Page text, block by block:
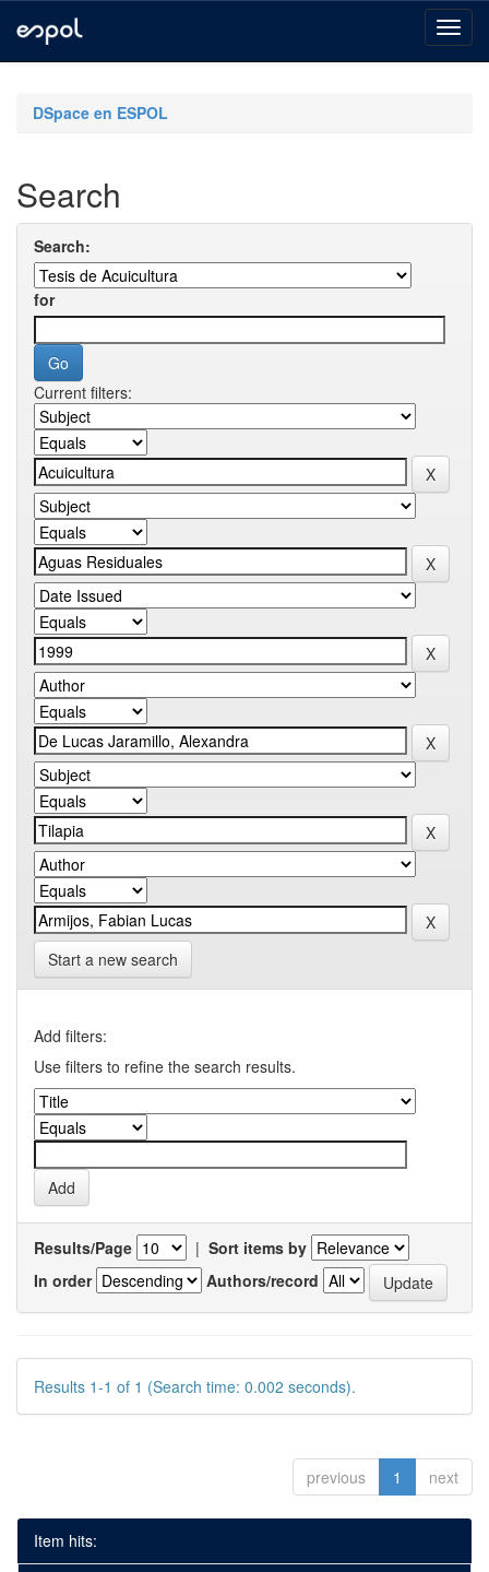
navigationDSpace en ESPOL
Search
Search:
for
Current filters:
Start a new search
Add filters:
Use filters to refine the search results.
Results/Page | Sort items by
In order
Authors/record
Results 1-1 of 1 (Search time: 0.002 seconds).
previous 1 next
Item hits: